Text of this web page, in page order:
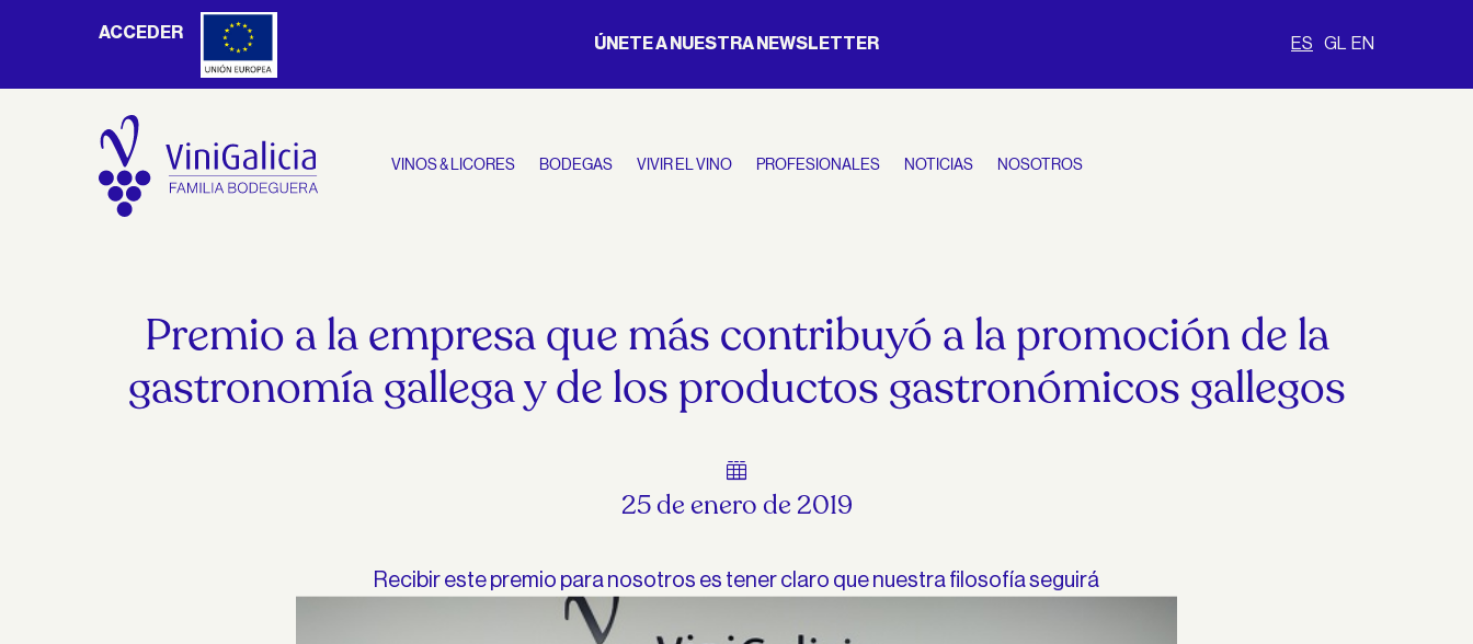
ACCEDER
ÚNETE A NUESTRA NEWSLETTER ES GL EN
VINOS & LICORES BODEGAS VIVIR EL VINO PROFESIONALES NOTICIAS NOSOTROS
Premio a la empresa que más contribuyó a la promoción de la
gastronomía gallega y de los productos gastronómicos gallegos

25 de enero de 2019
Recibir este premio para nosotros es tener claro que nuestra filosofía seguirá
siendo la misma, ser fieles a nuestra tierra y nuestras raíces.